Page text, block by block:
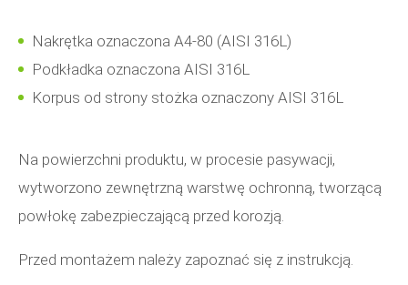
Nakrętka oznaczona A4-80 (AISI 316L)
Podkładka oznaczona AISI 316L
Korpus od strony stożka oznaczony AISI 316L
Na powierzchni produktu, w procesie pasywacji,
wytworzono zewnętrzną warstwę ochronną, tworzącą
powłokę zabezpieczającą przed korozją.
Przed montażem należy zapoznać się z instrukcją.